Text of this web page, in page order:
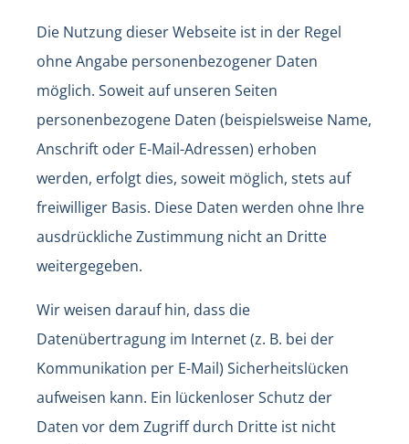
Die Nutzung dieser Webseite ist in der Regel
ohne Angabe personenbezogener Daten
möglich. Soweit auf unseren Seiten
personenbezogene Daten (beispielsweise Name,
Anschrift oder E-Mail-Adressen) erhoben
werden, erfolgt dies, soweit möglich, stets auf
freiwilliger Basis. Diese Daten werden ohne Ihre
ausdrückliche Zustimmung nicht an Dritte
weitergegeben.
Wir weisen darauf hin, dass die
Datenübertragung im Internet (z. B. bei der
Kommunikation per E-Mail) Sicherheitslücken
aufweisen kann. Ein lückenloser Schutz der
Daten vor dem Zugriff durch Dritte ist nicht